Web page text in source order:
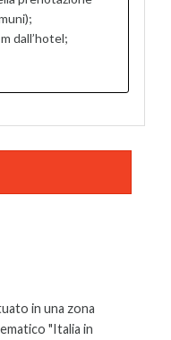
dall’hotel;
in una zona
"Italia in